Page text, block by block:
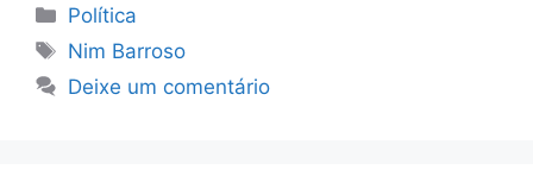
Categorias
Política
Tags
Nim Barroso
Deixe um comentário